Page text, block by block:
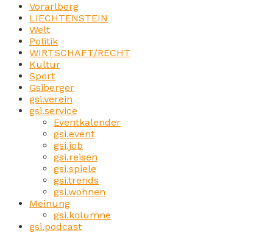
Vorarlberg
LIECHTENSTEIN
Welt
Politik
WIRTSCHAFT/RECHT
Kultur
Sport
Gsiberger
gsi.verein
gsi.service
Eventkalender
gsi.event
gsi.job
gsi.reisen
gsi.spiele
gsi.trends
gsi.wohnen
Meinung
gsi.kolumne
gsi.podcast